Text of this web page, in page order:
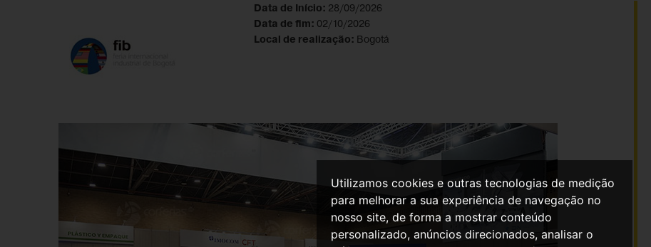
Utilizamos cookies e outras tecnologias de medição
para melhorar a sua experiência de navegação no
nosso site, de forma a mostrar conteúdo
personalizado, anúncios direcionados, analisar o
Data de Início: 28/09/2026
Data de fim: 02/10/2026
Local de realização: Bogotá